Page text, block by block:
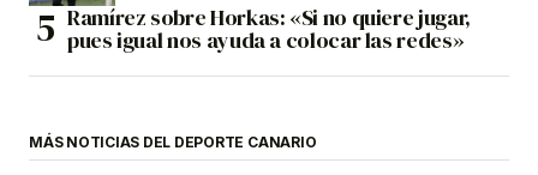
Ramírez sobre Horkas: «Si no quiere jugar,
pues igual nos ayuda a colocar las redes»
MÁS NOTICIAS DEL DEPORTE CANARIO